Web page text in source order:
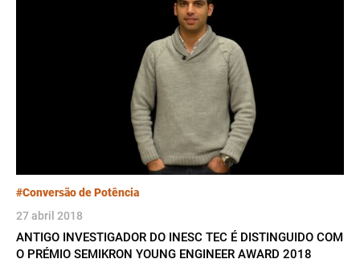
#Conversão de Potência
27 abril 2018
ANTIGO INVESTIGADOR DO INESC TEC É DISTINGUIDO COM
O PRÉMIO SEMIKRON YOUNG ENGINEER AWARD 2018